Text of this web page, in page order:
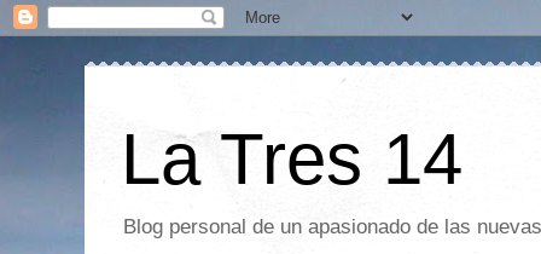
La Tres 14
Blog personal de un apasionado de las